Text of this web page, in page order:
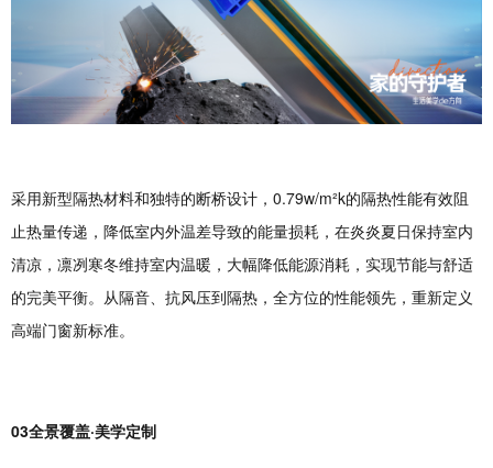
采用新型隔热材料和独特的断桥设计，0.79w/m²k的隔热性能有效阻
止热量传递，降低室内外温差导致的能量损耗，在炎炎夏日保持室内
清凉，凛冽寒冬维持室内温暖，大幅降低能源消耗，实现节能与舒适
的完美平衡。从隔音、抗风压到隔热，全方位的性能领先，重新定义
高端门窗新标准。
03全景覆盖·美学定制